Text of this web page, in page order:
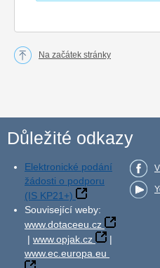
Na začátek stránky
Důležité odkazy
Elektronické podání
žádosti o podporu
(IS KP21+)
Související weby:
www.dotaceeu.cz
| www.opjak.cz
|
www.ec.europa.eu